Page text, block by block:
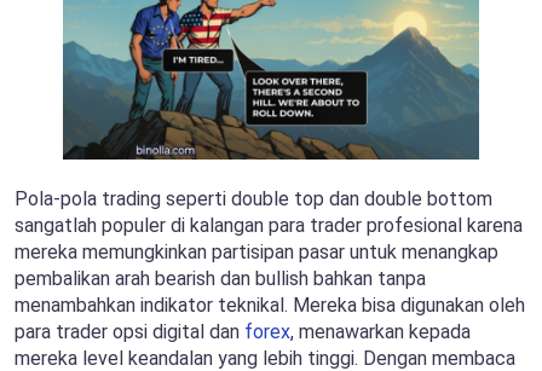
Pola-pola trading seperti double top dan double bottom
sangatlah populer di kalangan para trader profesional karena
mereka memungkinkan partisipan pasar untuk menangkap
pembalikan arah bearish dan bullish bahkan tanpa
menambahkan indikator teknikal. Mereka bisa digunakan oleh
para trader opsi digital dan forex, menawarkan kepada
mereka level keandalan yang lebih tinggi. Dengan membaca